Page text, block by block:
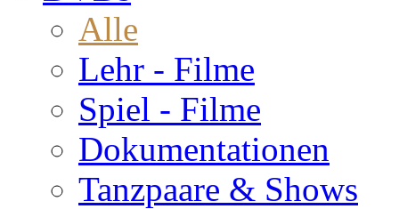
Alle
Lehr - Filme
Spiel - Filme
Dokumentationen
Tanzpaare & Shows